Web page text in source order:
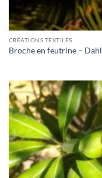
CRÉATIONS TEXTILES
Broche en feutrine –